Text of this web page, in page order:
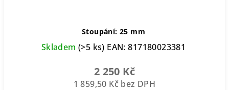
Stoupání: 25 mm
Skladem(>5 ks) EAN: 817180023381
2 250 Kč
1 859,50 Kč bez DPH